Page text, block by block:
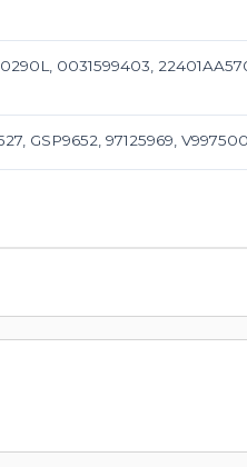
0031599403,
GSP9652, 97125969,